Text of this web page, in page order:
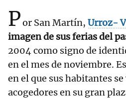
Por San Martín, Urroz-
imagen de sus ferias del
2004 como signo de
en el mes de noviembre.
en el que sus habitantes
acogedores en su gran